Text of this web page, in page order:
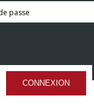
CONNEXION